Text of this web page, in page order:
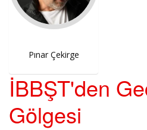
Pınar Çekirge
İBBŞT'den
Gölgesi